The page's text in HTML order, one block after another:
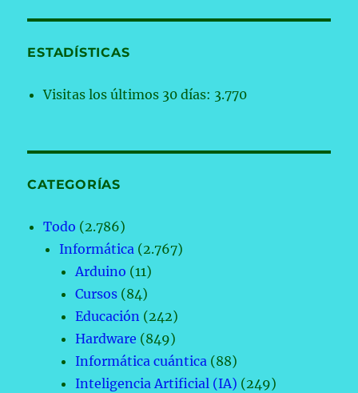
ESTADÍSTICAS
Visitas los últimos 30 días: 3.770
CATEGORÍAS
Todo (2.786)
Informática (2.767)
Arduino (11)
Cursos (84)
Educación (242)
Hardware (849)
Informática cuántica (88)
Inteligencia Artificial (IA) (249)